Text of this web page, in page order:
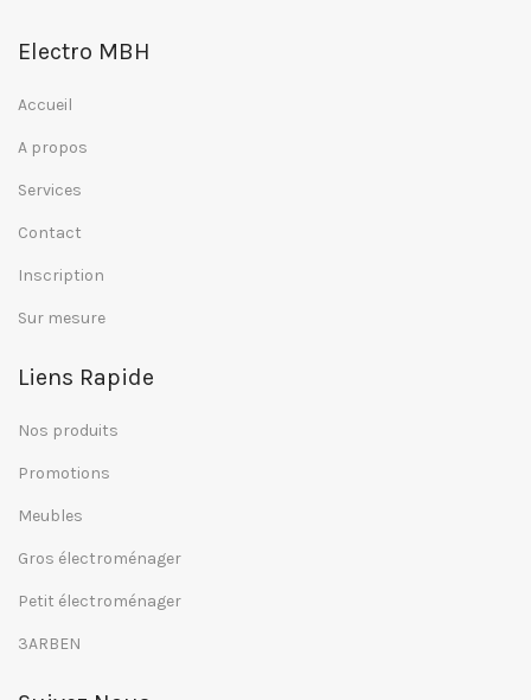
Electro MBH
Accueil
A propos
Services
Contact
Inscription
Sur mesure
Liens Rapide
Nos produits
Promotions
Meubles
Gros électroménager
Petit électroménager
3ARBEN